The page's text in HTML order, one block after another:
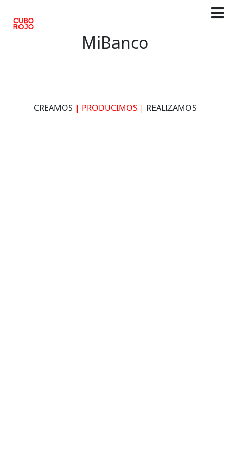
MiBanco
CREAMOS | PRODUCIMOS | REALIZAMOS